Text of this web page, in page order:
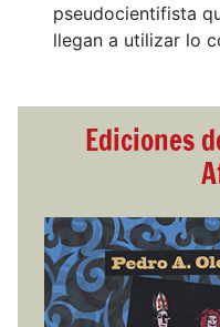
pseudocientifista
llegan a utilizar lo
Ediciones